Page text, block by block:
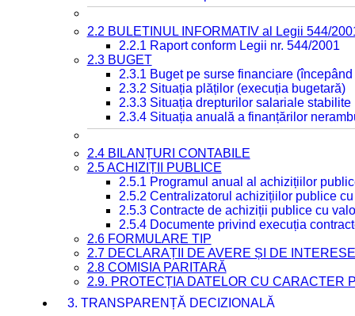
2.2 BULETINUL INFORMATIV al Legii 544/
2.2.1 Raport conform Legii nr. 544/2001
2.3 BUGET
2.3.1 Buget pe surse financiare
2.3.2 Situația plăților (execuția bugetară)
2.3.3 Situația drepturilor salariale
2.3.4 Situația anuală a finanțărilor
2.4 BILANȚURI CONTABILE
2.5 ACHIZIȚII PUBLICE
2.5.1 Programul anual al achizițiilor
2.5.2 Centralizatorul achizițiilor publice
2.5.3 Contracte de achiziții publice cu
2.5.4 Documente privind execuția
2.6 FORMULARE TIP
2.7 DECLARAȚII DE AVERE ȘI DE INTERESE
2.8 COMISIA PARITARĂ
2.9. PROTECȚIA DATELOR CU CARACTER
3. TRANSPARENȚĂ DECIZIONALĂ